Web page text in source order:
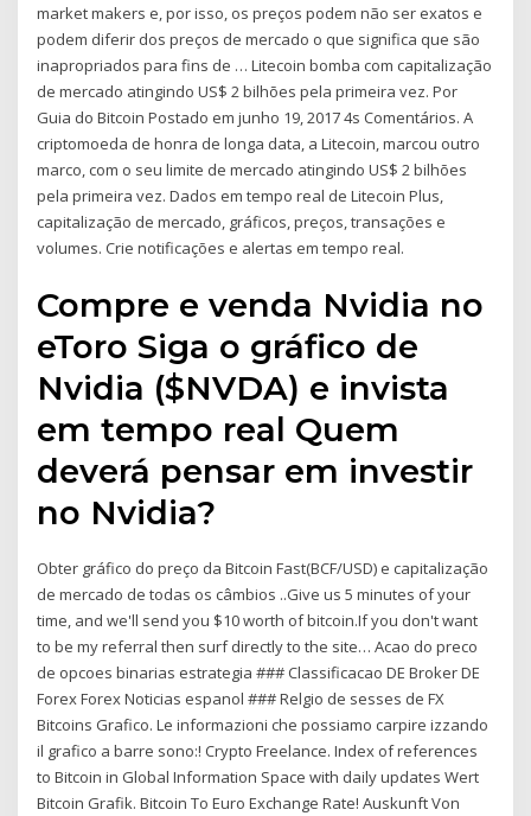
market makers e, por isso, os preços podem não ser exatos e
podem diferir dos preços de mercado o que significa que são
inapropriados para fins de … Litecoin bomba com capitalização
de mercado atingindo US$ 2 bilhões pela primeira vez. Por
Guia do Bitcoin Postado em junho 19, 2017 4s Comentários. A
criptomoeda de honra de longa data, a Litecoin, marcou outro
marco, com o seu limite de mercado atingindo US$ 2 bilhões
pela primeira vez. Dados em tempo real de Litecoin Plus,
capitalização de mercado, gráficos, preços, transações e
volumes. Crie notificações e alertas em tempo real.
Compre e venda Nvidia no
eToro Siga o gráfico de
Nvidia ($NVDA) e invista
em tempo real Quem
deverá pensar em investir
no Nvidia?
Obter gráfico do preço da Bitcoin Fast(BCF/USD) e capitalização
de mercado de todas os câmbios ..Give us 5 minutes of your
time, and we'll send you $10 worth of bitcoin.If you don't want
to be my referral then surf directly to the site… Acao do preco
de opcoes binarias estrategia ### Classificacao DE Broker DE
Forex Forex Noticias espanol ### Relgio de sesses de FX
Bitcoins Grafico. Le informazioni che possiamo carpire izzando
il grafico a barre sono:! Crypto Freelance. Index of references
to Bitcoin in Global Information Space with daily updates Wert
Bitcoin Grafik. Bitcoin To Euro Exchange Rate! Auskunft Von